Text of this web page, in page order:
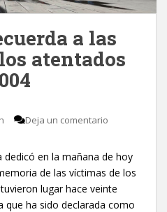
a las
atentados
Deja un comentario
dedicó en la mañana de hoy
de las víctimas de los
lugar hace veinte
que ha sido declarada como